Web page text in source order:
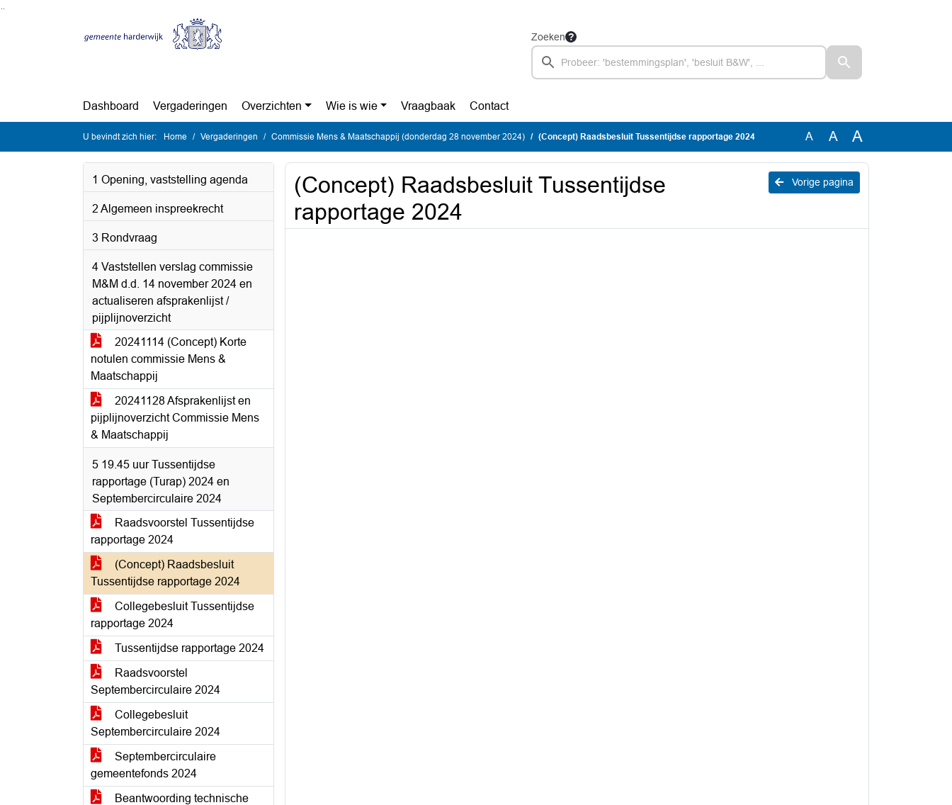
Zoeken
Dashboard Vergaderingen Overzichten Wie is wie Vraagbaak Contact
U bevindt zich hier: Home Vergaderingen Commissie Mens & Maatschappij (donderdag 28 november 2024) (Concept) Raadsbesluit Tussentijdse rapportage 2024 A A A
1 Opening, vaststelling agenda
2 Algemeen inspreekrecht
3 Rondvraag
4 Vaststellen verslag commissie
M&M d.d. 14 november 2024 en
actualiseren afsprakenlijst /
pijplijnoverzicht
20241114 (Concept) Korte
notulen commissie Mens &
Maatschappij
20241128 Afsprakenlijst en
pijplijnoverzicht Commissie Mens
& Maatschappij
5 19.45 uur Tussentijdse
rapportage (Turap) 2024 en
Septembercirculaire 2024
Raadsvoorstel Tussentijdse
rapportage 2024
(Concept) Raadsbesluit
Tussentijdse rapportage 2024
Collegebesluit Tussentijdse
rapportage 2024
Tussentijdse rapportage 2024
Raadsvoorstel
Septembercirculaire 2024
Collegebesluit
Septembercirculaire 2024
Septembercirculaire
gemeentefonds 2024
Beantwoording technische
Vorige pagina
(Concept) Raadsbesluit Tussentijdse
rapportage 2024